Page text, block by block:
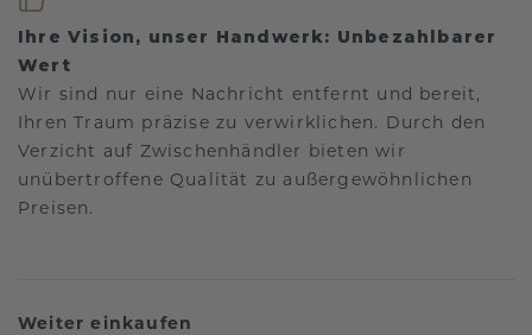
Ihre Vision, unser Handwerk: Unbezahlbarer
Wert
Wir sind nur eine Nachricht entfernt und bereit,
Ihren Traum präzise zu verwirklichen. Durch den
Verzicht auf Zwischenhändler bieten wir
unübertroffene Qualität zu außergewöhnlichen
Preisen.
Weiter einkaufen